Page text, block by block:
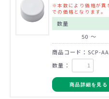
※本数により価格が異
での価格となります。
数量
50 ～
商品コード：SCP-
数量：
商品詳細を見る